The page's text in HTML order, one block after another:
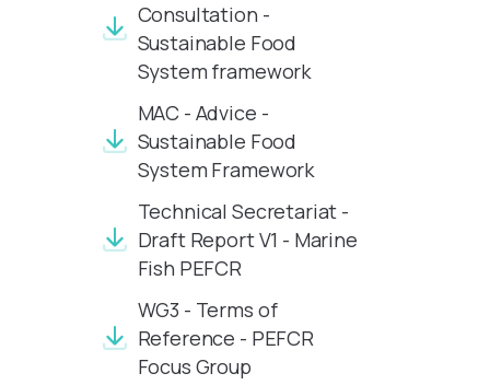
Consultation -
Sustainable Food
System framework
MAC - Advice -
Sustainable Food
System Framework
Technical Secretariat -
Draft Report V1 - Marine
Fish PEFCR
WG3 - Terms of
Reference - PEFCR
Focus Group